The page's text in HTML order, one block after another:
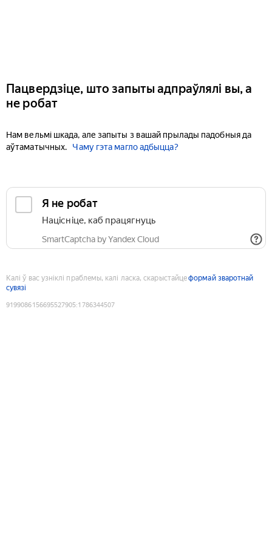
Пацвердзіце, што запыты адпраўлялі вы, а
не робат
Нам вельмі шкада, але запыты з вашай прылады падобныя да
аўтаматычных.
Чаму гэта магло адбыцца?
Я не робат
Націсніце, каб працягнуць
SmartCaptcha by Yandex Cloud
Калі ў вас узніклі праблемы, калі ласка, скарыстайцеформай зваротнай
сувязі
9199086156695527905:1786344507